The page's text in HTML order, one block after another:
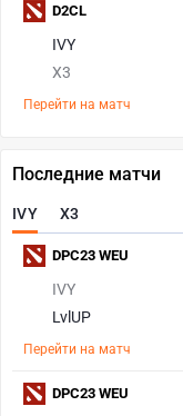
IVY
X3
Перейти на матч
D2CL
Последние матчи
IVY X3
IVY
LvlUP
Перейти на матч
DPC23 WEU
DPC23 WEU